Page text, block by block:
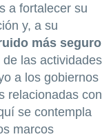
a fortalecer su
y, a su
más seguro
las actividades
a los gobiernos
relacionadas con
se contempla
marcos